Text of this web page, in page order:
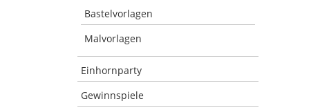
Bastelvorlagen
Malvorlagen
Einhornparty
Gewinnspiele